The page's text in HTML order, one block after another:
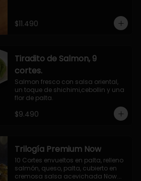
$11.490
Tiradito de Salmon, 9
cortes.
Salmon fresco con salsa oriental,
un toque de shichimi,cebollin y una
flor de palta.
$9.490
Trilogía Premium Now
10 Cortes envueltos en palta, relleno
salmón, queso, palta, cubierto en
cremosa salsa acevichada Now.